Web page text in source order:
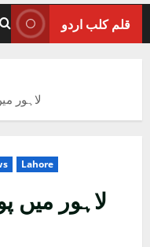
قلم کلب اردو
لاہور
Lahore
لاہور میں